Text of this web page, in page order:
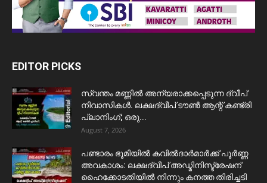
EDITOR PICKS
സ്വന്തം മണ്ണിൽ അന്യരാക്കപ്പെടുന്ന ദ്വീപ്
നിവാസികൾ. ലക്ഷദ്വീപ് ടൗൺ ആന്റ് കണ്ട്രി
പ്ലാനിംഗ്; ഒരു...
August 7, 2026
പണ്ടാരം ഭൂമിയിൽ കവിൽദാർമാർക്ക് പൂർണ്ണ
അവകാശം: ലക്ഷദ്വീപ് അഡ്മിനിസ്ട്രേഷന്
ഹൈക്കോടതിയിൽ നിന്നും കനത്ത തിരിച്ചടി